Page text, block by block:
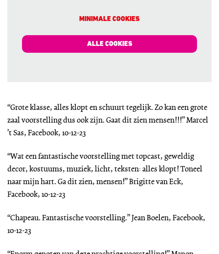
MINIMALE COOKIES
ALLE COOKIES
“Grote klasse, alles klopt en schuurt tegelijk. Zo kan een grote
zaal voorstelling dus ook zijn. Gaat dit zien mensen!!!” Marcel
’t Sas, Facebook, 10-12-23
“Wat een fantastische voorstelling met topcast, geweldig
decor, kostuums, muziek, licht, teksten: alles klopt! Toneel
naar mijn hart. Ga dit zien, mensen!” Brigitte van Eck,
Facebook, 10-12-23
“Chapeau. Fantastische voorstelling.” Jean Boelen, Facebook,
10-12-23